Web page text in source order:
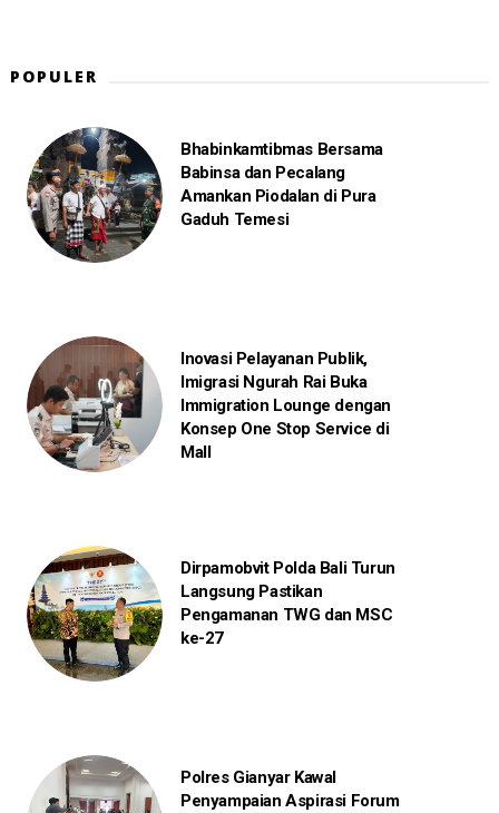
POPULER
Bhabinkamtibmas Bersama
Babinsa dan Pecalang
Amankan Piodalan di Pura
Gaduh Temesi
Inovasi Pelayanan Publik,
Imigrasi Ngurah Rai Buka
Immigration Lounge dengan
Konsep One Stop Service di
Mall
Dirpamobvit Polda Bali Turun
Langsung Pastikan
Pengamanan TWG dan MSC
ke-27
Polres Gianyar Kawal
Penyampaian Aspirasi Forum